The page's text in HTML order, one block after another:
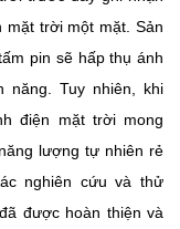
mặt trời một mặt. Sản
pin sẽ hấp thụ ánh
năng. Tuy nhiên, khi
điện mặt trời mong
lượng tự nhiên rẻ
nghiên cứu và thử
đã được hoàn thiện và